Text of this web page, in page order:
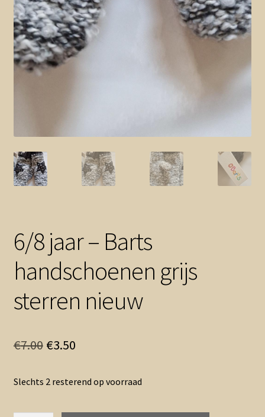
6/8 jaar – Barts
handschoenen grijs
sterren nieuw
€7.00 Oorspronkelijke
was:
€7.00.
€3.50Huidige
is:
€3.50.
Slechts 2 resterend op voorraad